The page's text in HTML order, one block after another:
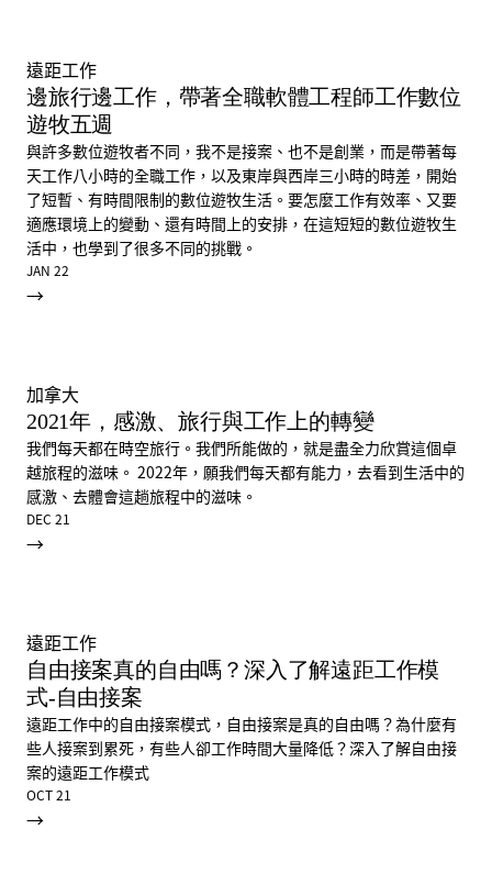
遠距工作
邊旅行邊工作，帶著全職軟體工程師工作數位
遊牧五週
與許多數位遊牧者不同，我不是接案、也不是創業，而是帶著每
天工作八小時的全職工作，以及東岸與西岸三小時的時差，開始
了短暫、有時間限制的數位遊牧生活。要怎麼工作有效率、又要
適應環境上的變動、還有時間上的安排，在這短短的數位遊牧生
活中，也學到了很多不同的挑戰。
JAN 22
→
加拿大
2021年，感激、旅行與工作上的轉變
我們每天都在時空旅行。我們所能做的，就是盡全力欣賞這個卓
越旅程的滋味。 2022年，願我們每天都有能力，去看到生活中的
感激、去體會這趟旅程中的滋味。
DEC 21
→
遠距工作
自由接案真的自由嗎？深入了解遠距工作模
式-自由接案
遠距工作中的自由接案模式，自由接案是真的自由嗎？為什麼有
些人接案到累死，有些人卻工作時間大量降低？深入了解自由接
案的遠距工作模式
OCT 21
→